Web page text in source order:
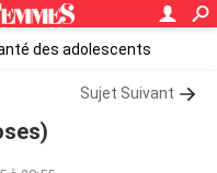
des adolescents
Sujet Suivant